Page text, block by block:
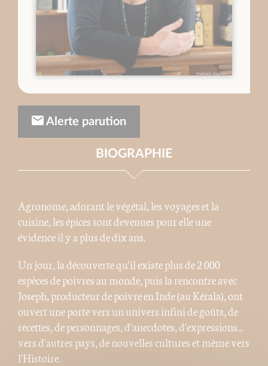
Alerte parution
BIOGRAPHIE
Agronome, adorant le végétal, les voyages et la
cuisine, les épices sont devenues pour elle une
évidence il y a plus de dix ans.
Un jour, la découverte qu'il existe plus de 2 000
espèces de poivres au monde, puis la rencontre avec
Joseph, producteur de poivre en Inde (au Kérala), ont
ouvert une porte vers un univers infini de goûts, de
recettes, de personnages, d'anecdotes, d'expressions...
vers d'autres pays, de nouvelles cultures et même vers
l'Histoire.